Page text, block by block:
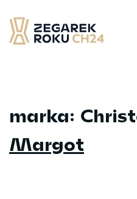
to
content
marka:
Margot